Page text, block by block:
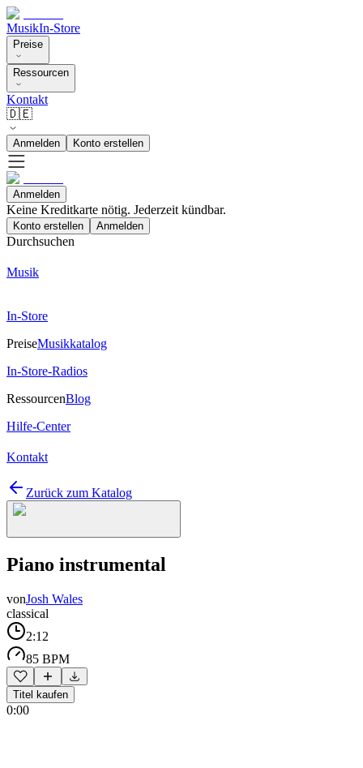
MusikIn-Store
Preise
Ressourcen
Kontakt
🇩🇪
Anmelden Konto erstellen
Anmelden
Keine Kreditkarte nötig. Jederzeit kündbar.
Konto erstellen Anmelden
Durchsuchen
Musik
In-Store
PreiseMusikkatalog
In-Store-Radios
RessourcenBlog
Hilfe-Center
Kontakt
Zurück zum Katalog
Piano instrumental
vonJosh Wales
classical
2:12
85 BPM
Titel kaufen
0:00